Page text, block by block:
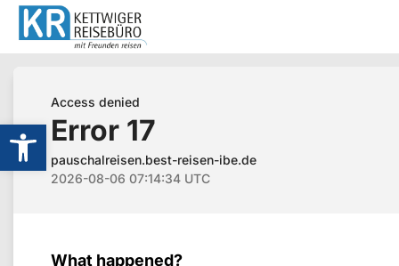
Werkzeugleiste öffnen